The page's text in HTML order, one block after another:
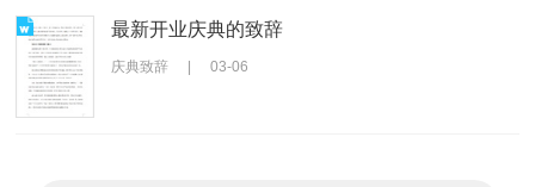
最新开业庆典的致辞
庆典致辞 | 03-06